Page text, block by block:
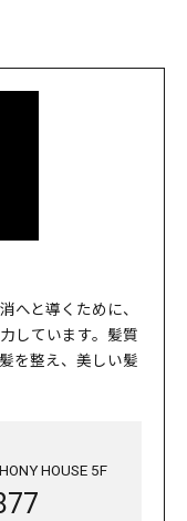
へと導くために、
しています。髪質
を整え、美しい髪
HOUSE 5F